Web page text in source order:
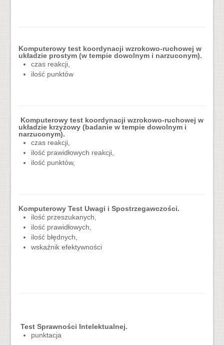
Komputerowy test koordynacji wzrokowo-ruchowej w
układzie prostym (w tempie dowolnym i narzuconym).
czas reakcji,
ilość punktów
Komputerowy test koordynacji wzrokowo-ruchowej w
układzie krzyżowy (badanie w tempie dowolnym i
narzuconym).
czas reakcji,
ilość prawidłowych reakcji,
ilość punktów,
Komputerowy Test Uwagi i Spostrzegawczości.
ilość przeszukanych,
ilość prawidłowych,
ilość błędnych,
wskaźnik efektywności
Test Sprawności Intelektualnej.
punktacja